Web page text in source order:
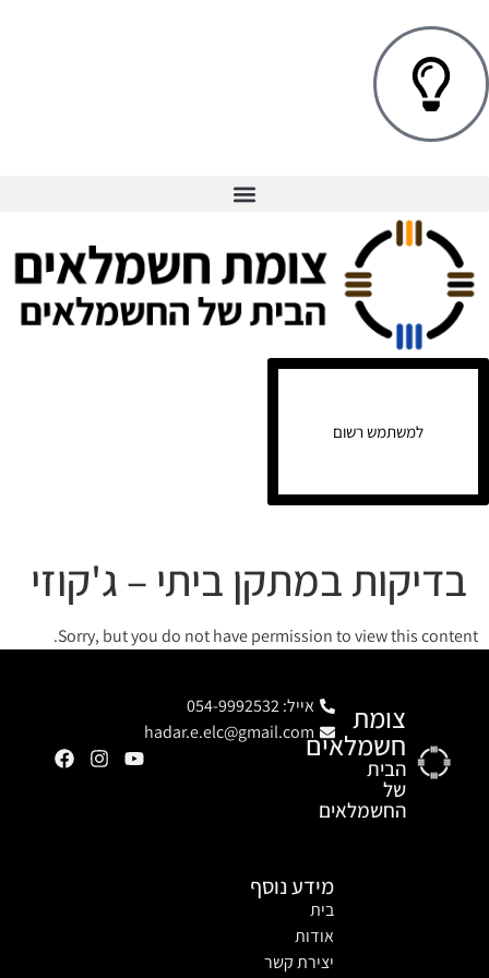
למשתמש רשום
בדיקות במתקן ביתי – ג'קוזי
Sorry, but you do not have permission to view this content.
צומת
חשמלאים
הבית
של
החשמלאים
אייל: 054-9992532
hadar.e.elc@gmail.com
מידע נוסף
בית
אודות
יצירת קשר